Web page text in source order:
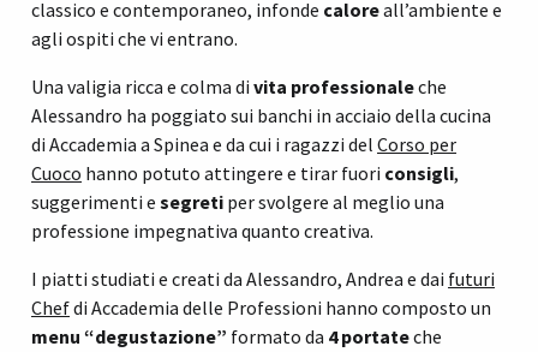
classico e contemporaneo, infonde caloreall’ambiente e
agli ospiti che vi entrano.
Una valigia ricca e colma di vita professionaleche
Alessandro ha poggiato sui banchi in acciaio della cucina
di Accademia a Spinea e da cui i ragazzi del Corso per
Cuoco hanno potuto attingere e tirar fuori consigli,
suggerimenti e segreti per svolgere al meglio una
professione impegnativa quanto creativa.
I piatti studiati e creati da Alessandro, Andrea e dai futuri
Chefdi Accademia delle Professioni hanno composto un
menu “degustazione” formato da 4 portateche